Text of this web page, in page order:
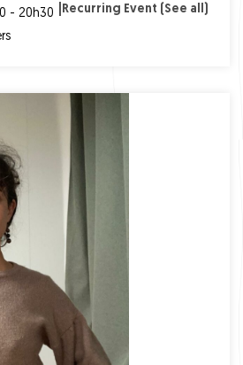
- 20h30 Recurring Event (See all)